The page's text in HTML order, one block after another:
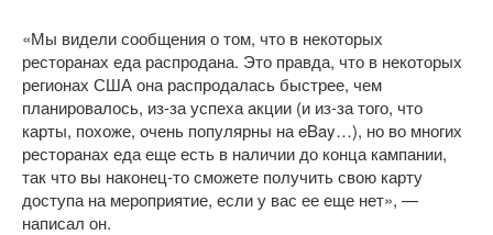
«Мы видели сообщения о том, что в некоторых
ресторанах еда распродана. Это правда, что в некоторых
регионах США она распродалась быстрее, чем
планировалось, из-за успеха акции (и из-за того, что
карты, похоже, очень популярны на eBay…), но во многих
ресторанах еда еще есть в наличии до конца кампании,
так что вы наконец-то сможете получить свою карту
доступа на мероприятие, если у вас ее еще нет», —
написал он.